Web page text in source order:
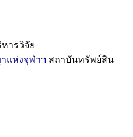
ารวิจัย
แห่งจุฬาฯ สถาบันทรัพย์สิน